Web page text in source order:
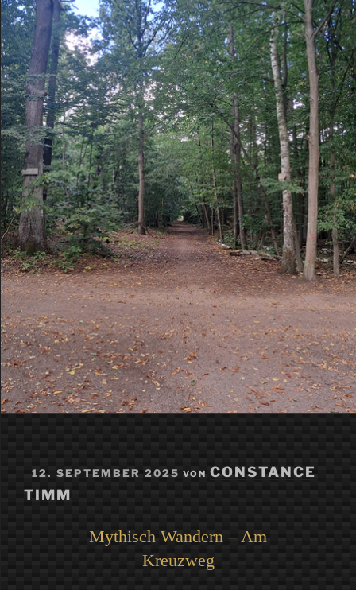
VERÖFFENTLICHT
AM
12. SEPTEMBER 2025 VON CONSTANCE
TIMM
Mythisch Wandern – Am
Kreuzweg